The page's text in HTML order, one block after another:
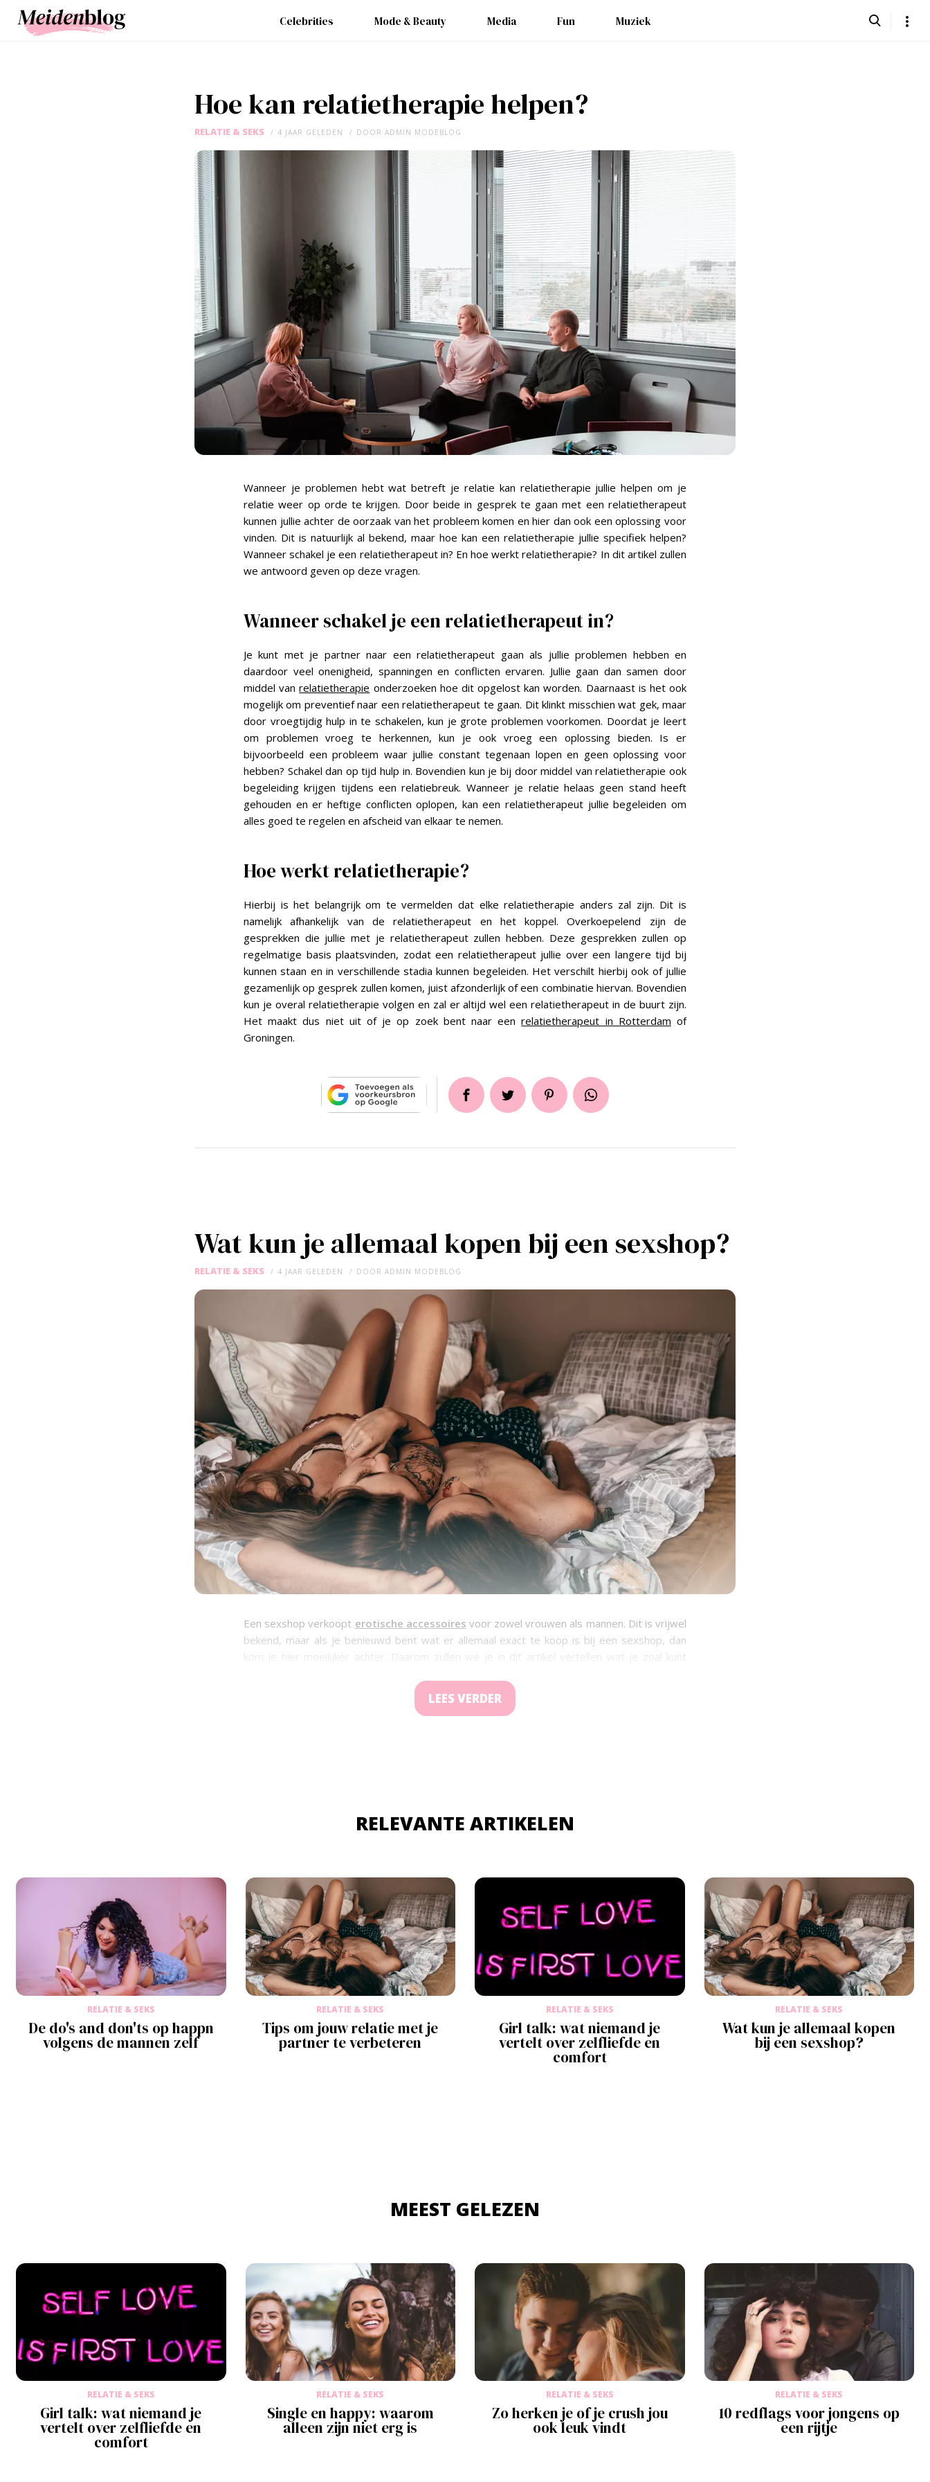
Celebrities Mode & Beauty Media Fun Muziek
Hoe kan relatietherapie helpen?
RELATIE & SEKS 4 JAAR GELEDEN DOOR ADMIN MODEBLOG
Wanneer je problemen hebt wat betreft je relatie kan relatietherapie jullie helpen om je
relatie weer op orde te krijgen. Door beide in gesprek te gaan met een relatietherapeut
kunnen jullie achter de oorzaak van het probleem komen en hier dan ook een oplossing voor
vinden. Dit is natuurlijk al bekend, maar hoe kan een relatietherapie jullie specifiek helpen?
Wanneer schakel je een relatietherapeut in? En hoe werkt relatietherapie? In dit artikel zullen
we antwoord geven op deze vragen.
Wanneer schakel je een relatietherapeut in?
Je kunt met je partner naar een relatietherapeut gaan als jullie problemen hebben en
daardoor veel onenigheid, spanningen en conflicten ervaren. Jullie gaan dan samen door
middel vanrelatietherapie onderzoeken hoe dit opgelost kan worden. Daarnaast is het ook
mogelijk om preventief naar een relatietherapeut te gaan. Dit klinkt misschien wat gek, maar
door vroegtijdig hulp in te schakelen, kun je grote problemen voorkomen. Doordat je leert
om problemen vroeg te herkennen, kun je ook vroeg een oplossing bieden. Is er
bijvoorbeeld een probleem waar jullie constant tegenaan lopen en geen oplossing voor
hebben? Schakel dan op tijd hulp in. Bovendien kun je bij door middel van relatietherapie ook
begeleiding krijgen tijdens een relatiebreuk. Wanneer je relatie helaas geen stand heeft
gehouden en er heftige conflicten oplopen, kan een relatietherapeut jullie begeleiden om
alles goed te regelen en afscheid van elkaar te nemen.
Hoe werkt relatietherapie?
Hierbij is het belangrijk om te vermelden dat elke relatietherapie anders zal zijn. Dit is
namelijk afhankelijk van de relatietherapeut en het koppel. Overkoepelend zijn de
gesprekken die jullie met je relatietherapeut zullen hebben. Deze gesprekken zullen op
regelmatige basis plaatsvinden, zodat een relatietherapeut jullie over een langere tijd bij
kunnen staan en in verschillende stadia kunnen begeleiden. Het verschilt hierbij ook of jullie
gezamenlijk op gesprek zullen komen, juist afzonderlijk of een combinatie hiervan. Bovendien
kun je overal relatietherapie volgen en zal er altijd wel een relatietherapeut in de buurt zijn.
Het maakt dus niet uit of je op zoek bent naar eenrelatietherapeut in Rotterdam of
Groningen.
Wat kun je allemaal kopen bij een sexshop?
RELATIE & SEKS 4 JAAR GELEDEN DOOR ADMIN MODEBLOG
Een sexshop verkoopt erotische accessoires voor zowel vrouwen als mannen. Dit is vrijwel
bekend, maar als je benieuwd bent wat er allemaal exact te koop is bij een sexshop, dan
kom je hier moeilijker achter. Daarom zullen we je in dit artikel vertellen wat je zoal kunt
Ben je benieuwd? Lees dan snel verder!
LEES VERDER
RELEVANTE ARTIKELEN
RELATIE & SEKS
De do's and don'ts op happn
volgens de mannen zelf
RELATIE & SEKS
Tips om jouw relatie met je
partner te verbeteren
RELATIE & SEKS
Girl talk: wat niemand je
vertelt over zelfliefde en
comfort
RELATIE & SEKS
Wat kun je allemaal kopen
bij een sexshop?
MEEST GELEZEN
RELATIE & SEKS
Girl talk: wat niemand je
vertelt over zelfliefde en
comfort
RELATIE & SEKS
Single en happy: waarom
alleen zijn niet erg is
RELATIE & SEKS
Zo herken je of je crush jou
ook leuk vindt
RELATIE & SEKS
10 redflags voor jongens op
een rijtje